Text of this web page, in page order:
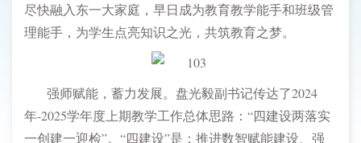
尽快融入东一大家庭，早日成为教育教学能手和班级管
理能手，为学生点亮知识之光，共筑教育之梦。
强师赋能，蓄力发展。盘光毅副书记传达了2024
年-2025学年度上期教学工作总体思路：“四建设两落实
一创建一迎检”。“四建设”是：推进数智赋能建设、强